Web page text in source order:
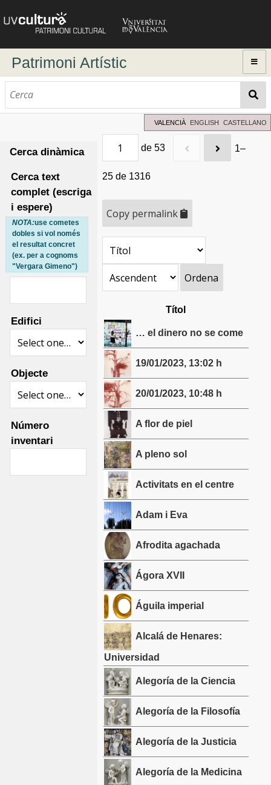
Patrimoni Artístic
Directori d'autors
VALENCIÀ ENGLISH CASTELLANO
Cerca dinàmica
Cerca text
complet (escriga
i espere)
NOTA:use cometes
dobles si vol només
el resultat concret
(ex. per a cognoms
"Vergara Gimeno")
Edifici
Objecte
Número
inventari
de 53 1–
25 de 1316
Copy permalink
Ordena
Títol
… el dinero no se come
19/01/2023, 13:02 h
20/01/2023, 10:48 h
A flor de piel
A pleno sol
Activitats en el centre
Adam i Eva
Afrodita agachada
Ágora XVII
Águila imperial
Alcalá de Henares:
Universidad
Alegoría de la Ciencia
Alegoría de la Filosofía
Alegoría de la Justicia
Alegoría de la Medicina